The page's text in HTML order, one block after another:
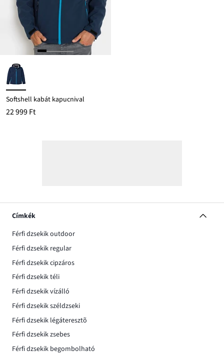
Softshell kabát kapucnival
22 999 Ft
Címkék
Férfi dzsekik outdoor
Férfi dzsekik regular
Férfi dzsekik cipzáros
Férfi dzsekik téli
Férfi dzsekik vízálló
Férfi dzsekik széldzseki
Férfi dzsekik légáteresztõ
Férfi dzsekik zsebes
Férfi dzsekik begombolható